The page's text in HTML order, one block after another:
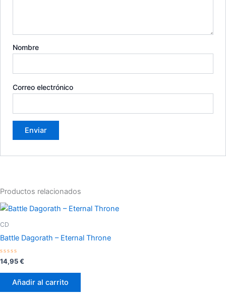
Nombre
Correo electrónico
Productos relacionados
CD
Battle Dagorath – Eternal Throne
Valorado
con
0
14,95€
Añadir al carrito